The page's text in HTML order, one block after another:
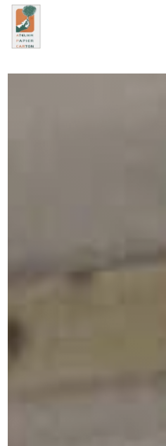
Panneau de gestion des cookies